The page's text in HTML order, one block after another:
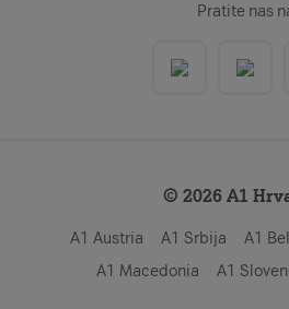
Pratite nas
© 2026 A1
A1 Austria A1 Srbija A1
A1 Macedonia
A1